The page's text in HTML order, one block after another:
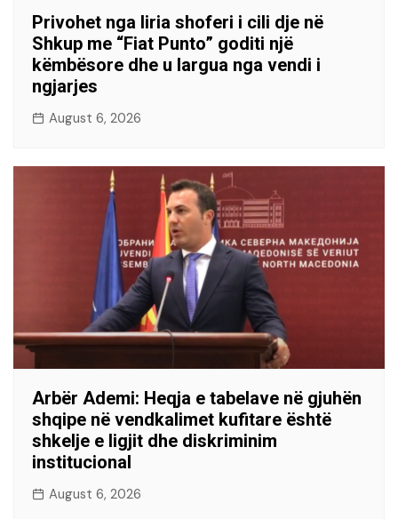
Privohet nga liria shoferi i cili dje në
Shkup me “Fiat Punto” goditi një
këmbësore dhe u largua nga vendi i
ngjarjes
August 6, 2026
Arbër Ademi: Heqja e tabelave në gjuhën
shqipe në vendkalimet kufitare është
shkelje e ligjit dhe diskriminim
institucional
August 6, 2026